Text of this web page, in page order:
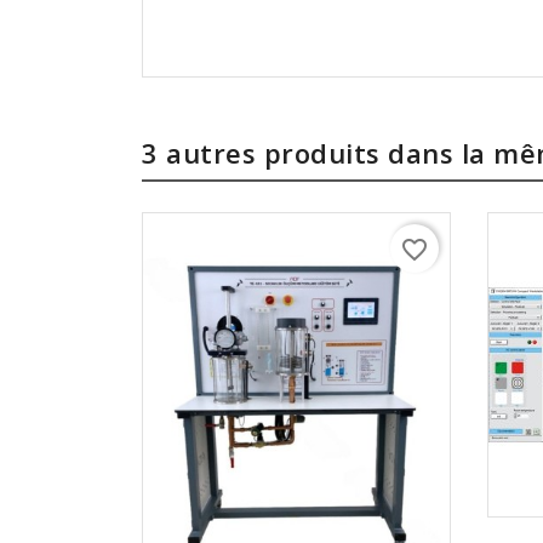
3 autres produits dans la
favorite_border